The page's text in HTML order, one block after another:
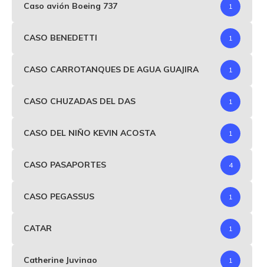
Caso avión Boeing 737 1
CASO BENEDETTI 1
CASO CARROTANQUES DE AGUA GUAJIRA 1
CASO CHUZADAS DEL DAS 1
CASO DEL NIÑO KEVIN ACOSTA 1
CASO PASAPORTES 4
CASO PEGASSUS 1
CATAR 1
Catherine Juvinao 1